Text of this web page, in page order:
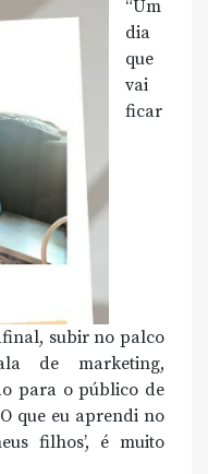
“Um
dia
que
vai
ficar
subir no palco
de marketing,
para o público de
que eu aprendi no
filhos’, é muito